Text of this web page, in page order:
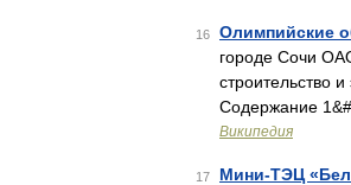
16 Олимпийские
городе Сочи
строительство
Содержание
Википедия
17 Мини-ТЭЦ